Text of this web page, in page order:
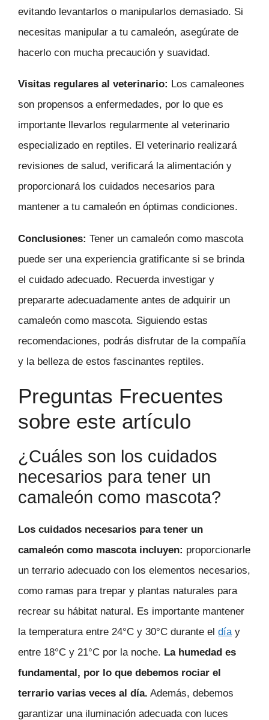
evitando levantarlos o manipularlos demasiado. Si
necesitas manipular a tu camaleón, asegúrate de
hacerlo con mucha precaución y suavidad.
Visitas regulares al veterinario: Los camaleones
son propensos a enfermedades, por lo que es
importante llevarlos regularmente al veterinario
especializado en reptiles. El veterinario realizará
revisiones de salud, verificará la alimentación y
proporcionará los cuidados necesarios para
mantener a tu camaleón en óptimas condiciones.
Conclusiones: Tener un camaleón como mascota
puede ser una experiencia gratificante si se brinda
el cuidado adecuado. Recuerda investigar y
prepararte adecuadamente antes de adquirir un
camaleón como mascota. Siguiendo estas
recomendaciones, podrás disfrutar de la compañía
y la belleza de estos fascinantes reptiles.
Preguntas Frecuentes
sobre este artículo
¿Cuáles son los cuidados
necesarios para tener un
camaleón como mascota?
Los cuidados necesarios para tener un
camaleón como mascota incluyen: proporcionarle
un terrario adecuado con los elementos necesarios,
como ramas para trepar y plantas naturales para
recrear su hábitat natural. Es importante mantener
la temperatura entre 24°C y 30°C durante el día y
entre 18°C y 21°C por la noche. La humedad es
fundamental, por lo que debemos rociar el
terrario varias veces al día. Además, debemos
garantizar una iluminación adecuada con luces